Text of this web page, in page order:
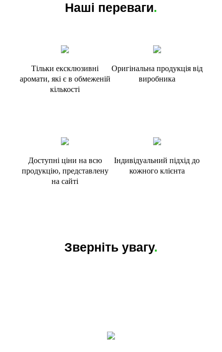
Наші переваги.
Тільки ексклюзивні
аромати, які є в обмеженій
кількості
Оригінальна продукція від
виробника
Доступні ціни на всю
продукцію, представлену
на сайті
Індивідуальний підхід до
кожного клієнта
Зверніть увагу.